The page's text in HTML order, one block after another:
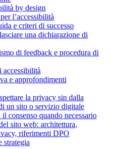
by design
l’accessibilità
e criteri di successo
una dichiarazione di
di feedback e procedura di
e approfondimenti
la privacy sin dalla
un sito o servizio digitale
consenso quando necessario
sito web: architettura,
riferimenti DPO
strategia